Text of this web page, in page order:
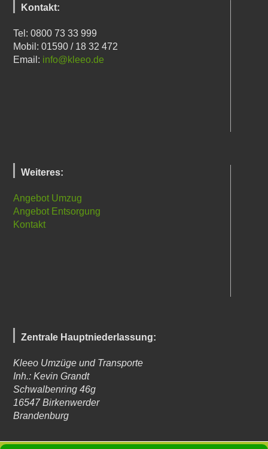
Kontakt:
Tel: 0800 73 33 999
Mobil: 01590 / 18 32 472
Email: info@kleeo.de
Weiteres:
Angebot Umzug
Angebot Entsorgung
Kontakt
Zentrale Hauptniederlassung:
Kleeo Umzüge und Transporte
Inh.: Kevin Grandt
Schwalbenring 46g
16547 Birkenwerder
Brandenburg